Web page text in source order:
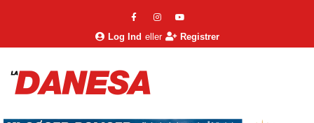
Log Ind eller Registrer